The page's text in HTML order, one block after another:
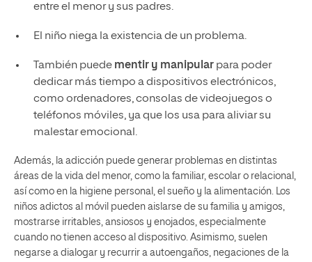
entre el menor y sus padres.
El niño niega la existencia de un problema.
También puede mentir y manipularpara poder
dedicar más tiempo a dispositivos electrónicos,
como ordenadores, consolas de videojuegos o
teléfonos móviles, ya que los usa para aliviar su
malestar emocional.
Además, la adicción puede generar problemas en distintas
áreas de la vida del menor, como la familiar, escolar o relacional,
así como en la higiene personal, el sueño y la alimentación. Los
niños adictos al móvil pueden aislarse de su familia y amigos,
mostrarse irritables, ansiosos y enojados, especialmente
cuando no tienen acceso al dispositivo. Asimismo, suelen
negarse a dialogar y recurrir a autoengaños, negaciones de la